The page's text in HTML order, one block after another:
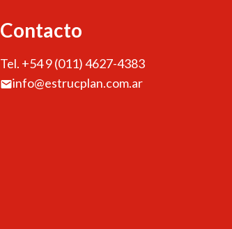
Contacto
Tel. +54 9 (011) 4627-4383
info@estrucplan.com.ar